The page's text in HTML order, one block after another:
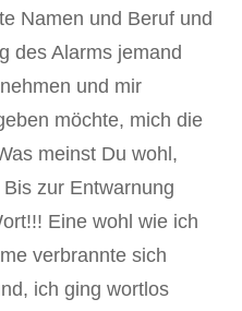
Namen und Beruf und
des Alarms jemand
und mir
möchte, mich die
meinst Du wohl,
zur Entwarnung
Eine wohl wie ich
verbrannte sich
ich ging wortlos